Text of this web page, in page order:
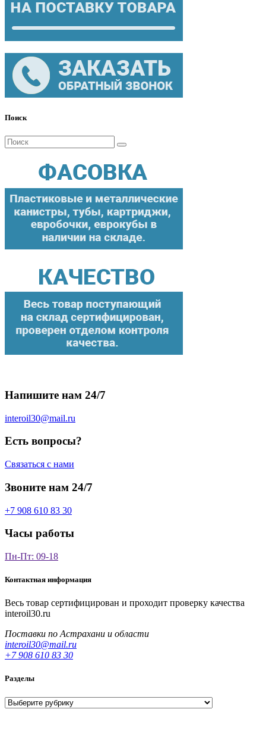
Поиск
Поиск
для:
Напишите нам 24/7
interoil30@mail.ru
Есть вопросы?
Связаться с нами
Звоните нам 24/7
+7 908 610 83 30
Часы работы
Пн-Пт: 09-18
Контактная информация
Весь товар сертифицирован и проходит проверку качества
interoil30.ru
Поставки по Астрахани и области
interoil30@mail.ru
+7 908 610 83 30
Разделы
Разделы